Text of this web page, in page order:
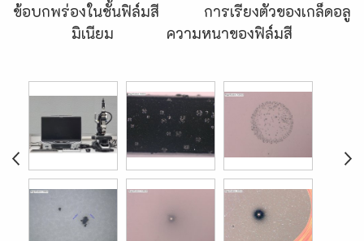
ข้อบกพร่องในชั้นฟิล์มสี การเรียงตัวของเกล็ดอลู
มิเนียม ความหนาของฟิล์มสี